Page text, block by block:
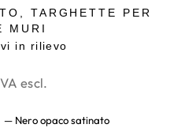
TARGHETTE PER
MURI
in rilievo
escl.
— Nero opaco satinato